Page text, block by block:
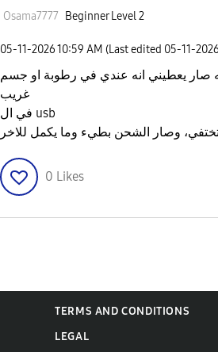
Osama7777 Beginner Level 2
‎05-11-202610:59 AM (Last edited ‎05-11-2026
صار يعطيني انه عندي في رطوبة او جسم
غريب
في ال usb
وصار الشحن بطيء وما يكمل للاخر
0 Likes
TERMS AND CONDITIONS
LEGAL